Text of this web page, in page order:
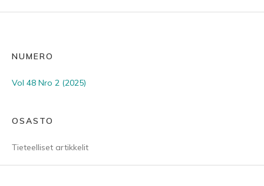
NUMERO
Vol 48 Nro 2 (2025)
OSASTO
Tieteelliset artikkelit